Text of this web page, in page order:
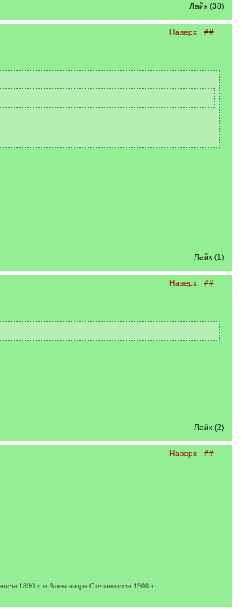
Лайк (38)
Наверх ##
Лайк (1)
Наверх ##
Лайк (2)
Наверх ##
1890 г и Александра Степановича 1900 г.